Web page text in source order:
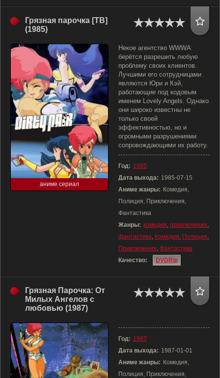
Грязная парочка [ТВ]
(1985)
аниме сериал
Некое агентство WWWA
берётся разрешить любую
проблему своих клиентов.
Лучшими его сотрудницами
являются Юри и Кэй,
работающие под кодовым
именем Lovely Angels. Однако
они широко известны не
только своей
эффективностью, но и
огромными разрушениями
сопровождающими их работу.
Год: 1985
Дата выхода: 1985-07-15
Аниме жанры: Комедия,
Полиция, Приключения,
Фантастика
Жанры: комедия, приключения,
фантастика, Комедия, Полиция,
Приключения, Фантастика
Качество:
DVDRip
Грязная Парочка: От
Милых Ангелов с
любовью (1987)
Год: 1987
Дата выхода: 1987-01-01
Аниме жанры: Комедия,
Полиция, Приключения,